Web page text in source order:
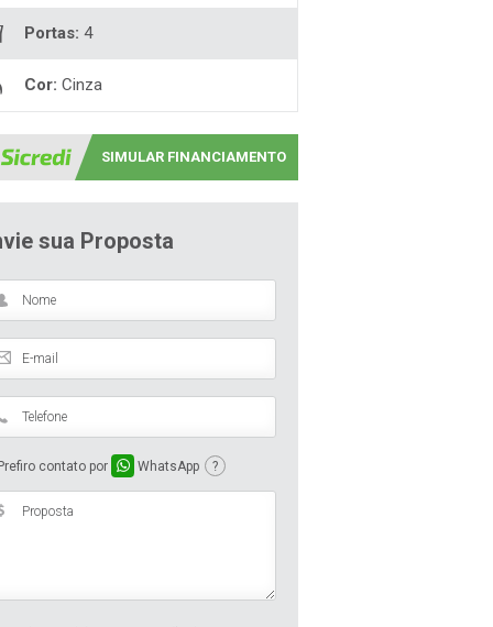
Portas: 4
Cor: Cinza
SIMULAR FINANCIAMENTO
sua Proposta
Prefiro contato por WhatsApp ?